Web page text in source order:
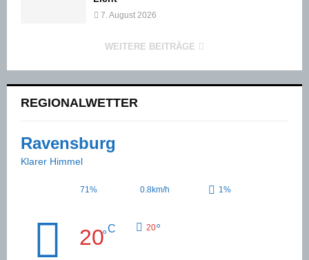
7. August 2026
WEITERE BEITRÄGE
REGIONALWETTER
Ravensburg
Klarer Himmel
71% 0.8km/h 1%
20°C 20°